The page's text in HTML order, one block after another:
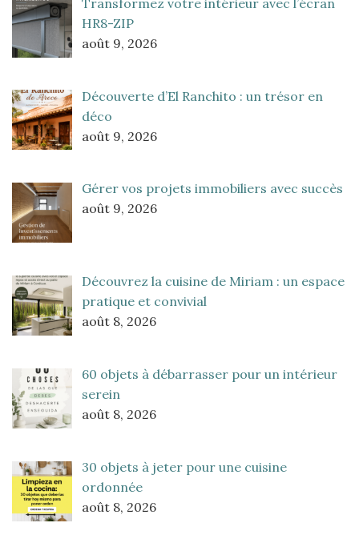
HR8-ZIP
août 9, 2026
Découverte d’El Ranchito : un trésor en
déco
août 9, 2026
Gérer vos projets immobiliers avec succès
août 9, 2026
Découvrez la cuisine de Miriam : un espace
pratique et convivial
août 8, 2026
60 objets à débarrasser pour un intérieur
serein
août 8, 2026
30 objets à jeter pour une cuisine
ordonnée
août 8, 2026